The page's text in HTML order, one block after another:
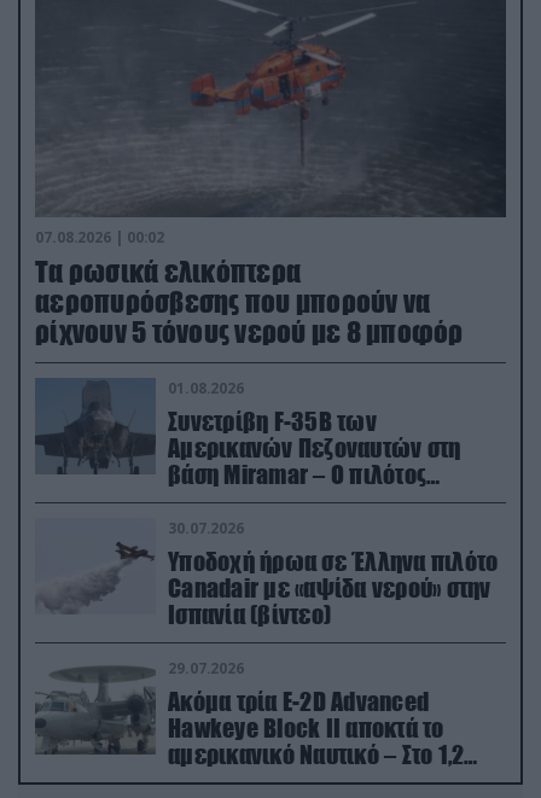
07.08.2026 | 00:02
Τα ρωσικά ελικόπτερα
αεροπυρόσβεσης που μπορούν να
ρίχνουν 5 τόνους νερού με 8 μποφόρ
01.08.2026
Συνετρίβη F-35B των
Αμερικανών Πεζοναυτών στη
βάση Miramar – Ο πιλότος
εκτινάχθηκε εγκαίρως
30.07.2026
Υποδοχή ήρωα σε Έλληνα πιλότο
Canadair με «αψίδα νερού» στην
Ισπανία (βίντεο)
29.07.2026
Ακόμα τρία E-2D Advanced
Hawkeye Block II αποκτά το
αμερικανικό Ναυτικό – Στο 1,2
δισ.δολάρια το κόστος